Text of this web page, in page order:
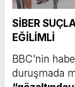
SİBER
EĞİLİMLİ
BBC’nin
duruşmada